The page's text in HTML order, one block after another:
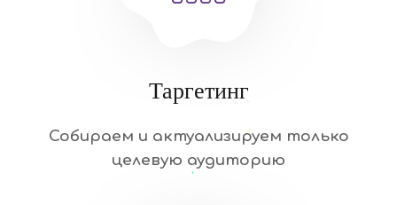
Таргетинг
Собираем и актуализируем только
целевую аудиторию